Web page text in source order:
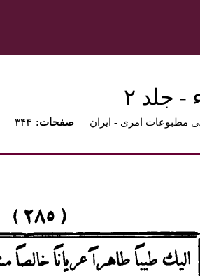
جلد ۲
۳۴۴ :صفحات مطبوعات امری - ايران